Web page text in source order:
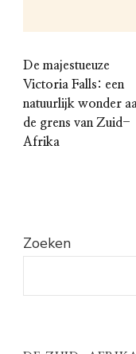
De majestueuze
Victoria Falls: een
natuurlijk wonder
de grens van Zuid-
Afrika
Zoeken